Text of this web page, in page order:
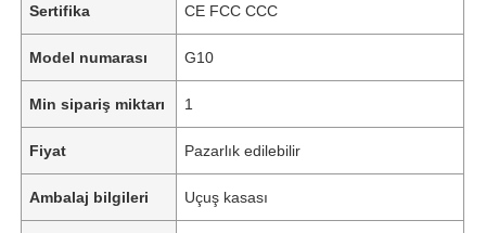
Sertifika CE FCC CCC
Model numarası G10
Min sipariş miktarı 1
Fiyat Pazarlık edilebilir
Ambalaj bilgileri Uçuş kasası